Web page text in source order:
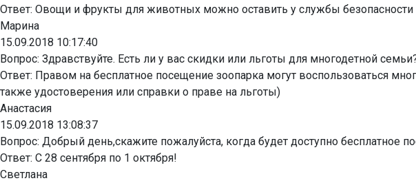
Ответ: Овощи и фрукты для животных можно оставить у службы безопасности
Марина
15.09.2018 10:17:40
Вопрос: Здравствуйте. Есть ли у вас скидки или льготы для многодетной
Ответ: Правом на бесплатное посещение зоопарка могут воспользоваться
также удостоверения или справки о праве на льготы)
Анастасия
15.09.2018 13:08:37
Вопрос: Добрый день,скажите пожалуйста, когда будет доступно бесплатное
Ответ: С 28 сентября по 1 октября!
Светлана